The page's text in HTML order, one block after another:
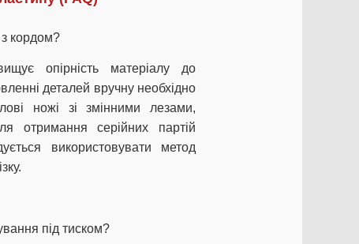
з кордом?
опірність матеріалу до
деталей вручну необхідно
ножі зі змінними лезами,
отримання серійних партій
використовувати метод
під тиском?